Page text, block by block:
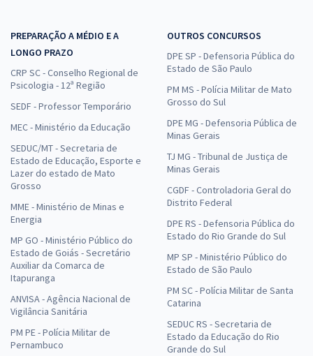
PREPARAÇÃO A MÉDIO E A
LONGO PRAZO
CRP SC - Conselho Regional de
Psicologia - 12ª Região
SEDF - Professor Temporário
MEC - Ministério da Educação
SEDUC/MT - Secretaria de
Estado de Educação, Esporte e
Lazer do estado de Mato
Grosso
MME - Ministério de Minas e
Energia
MP GO - Ministério Público do
Estado de Goiás - Secretário
Auxiliar da Comarca de
Itapuranga
ANVISA - Agência Nacional de
Vigilância Sanitária
PM PE - Polícia Militar de
Pernambuco
OUTROS CONCURSOS
DPE SP - Defensoria Pública do
Estado de São Paulo
PM MS - Polícia Militar de Mato
Grosso do Sul
DPE MG - Defensoria Pública de
Minas Gerais
TJ MG - Tribunal de Justiça de
Minas Gerais
CGDF - Controladoria Geral do
Distrito Federal
DPE RS - Defensoria Pública do
Estado do Rio Grande do Sul
MP SP - Ministério Público do
Estado de São Paulo
PM SC - Polícia Militar de Santa
Catarina
SEDUC RS - Secretaria de
Estado da Educação do Rio
Grande do Sul